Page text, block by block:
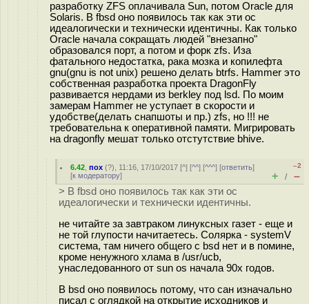
разработку ZFS оплачивала Sun, потом Oracle для
Solaris. В fbsd оно появилось так как эти ос
идеалогически и технически идентичны. Как только
Oracle начала сокращать людей "внезапно"
образовался порт, а потом и форк zfs. Иза
фатального недостатка, рака мозка и копилефта
gnu(gnu is not unix) решено делать btrfs. Hammer это
собственная разработка проекта DragonFly
развивается нердами из berkley под lsd. По моим
замерам Hammer не уступает в скорости и
удобстве(делать снапшоты и пр.) zfs, но !!! не
требовательна к оперативной памяти. Мигрировать
на dragonfly мешат только отстутствие bhive.
6.42 ,пох (?), 11:16, 17/10/2017 [^] [^^] [^^^] [ответить]
[к модератору]
–2
+ / –
> В fbsd оно появилось так как эти ос
идеалогически и технически идентичны.
не читайте за завтраком линуксных газет - еще и
не той глупости начитаетесь. Солярка - systemV
система, там ничего общего с bsd нет и в помине,
кроме ненужного хлама в /usr/ucb,
унаследованного от sun os начала 90х годов.
В bsd оно появилось потому, что сан изначально
писал с оглядкой на открытие исходников и